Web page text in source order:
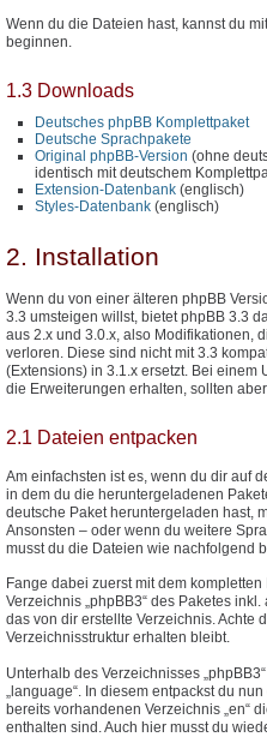
Wenn du die Dateien hast, kannst du
beginnen.
1.3 Downloads
Deutsches phpBB Komplettpaket
Deutsche Sprachpakete
Original phpBB-Version (ohne
identisch mit deutschem
Extension-Datenbank (englisch)
Styles-Datenbank (englisch)
2. Installation
Wenn du von einer älteren phpBB
3.3 umsteigen willst, bietet phpBB 3.3
aus 2.x und 3.0.x, also Modifikationen,
verloren. Diese sind nicht mit 3.3
(Extensions) in 3.1.x ersetzt. Bei einem
die Erweiterungen erhalten, sollten
2.1 Dateien entpacken
Am einfachsten ist es, wenn du dir auf
in dem du die heruntergeladenen
deutsche Paket heruntergeladen hast,
Ansonsten – oder wenn du weitere
musst du die Dateien wie nachfolgend
Fange dabei zuerst mit dem
Verzeichnis „phpBB3“ des Paketes
das von dir erstellte Verzeichnis. Achte
Verzeichnisstruktur erhalten bleibt.
Unterhalb des Verzeichnisses
„language“. In diesem entpackst du
bereits vorhandenen Verzeichnis „en“
enthalten sind. Auch hier musst du